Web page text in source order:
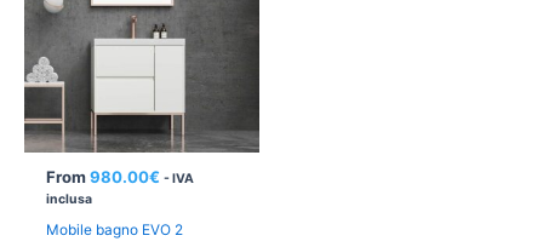
From 980.00€ - IVA
inclusa
Mobile bagno EVO 2